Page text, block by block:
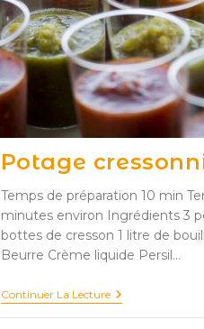
Potage
Temps de préparation 10 min
minutes environ Ingrédients 3
bottes de cresson 1 litre de
Beurre Crème liquide Persil…
Continuer La LecturePotage